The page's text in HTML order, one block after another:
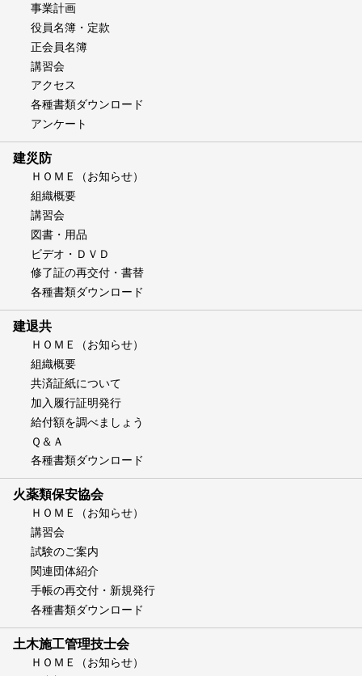
事業計画
役員名簿・定款
正会員名簿
講習会
アクセス
各種書類ダウンロード
アンケート
建災防
ＨＯＭＥ（お知らせ）
組織概要
講習会
図書・用品
ビデオ・ＤＶＤ
修了証の再交付・書替
各種書類ダウンロード
建退共
ＨＯＭＥ（お知らせ）
組織概要
共済証紙について
加入履行証明発行
給付額を調べましょう
Ｑ＆Ａ
各種書類ダウンロード
火薬類保安協会
ＨＯＭＥ（お知らせ）
講習会
試験のご案内
関連団体紹介
手帳の再交付・新規発行
各種書類ダウンロード
土木施工管理技士会
ＨＯＭＥ（お知らせ）